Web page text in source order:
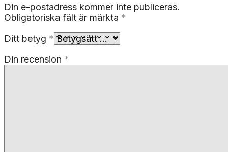
Din e-postadress kommer inte publiceras.
Obligatoriska fält är märkta *
Ditt betyg *
Din recension *